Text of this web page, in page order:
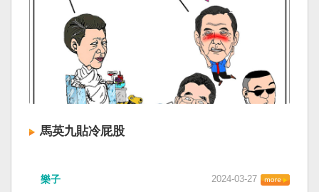
馬英九貼冷屁股
樂子 2024-03-27